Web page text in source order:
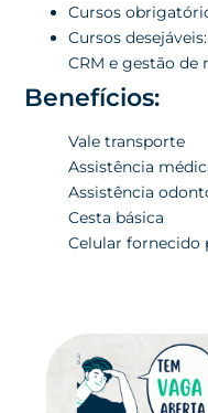
Cursos
Cursos
CRM e gestão
Benefícios:
Vale transporte
Assistência
Assistência
Cesta básica
Celular fornecido